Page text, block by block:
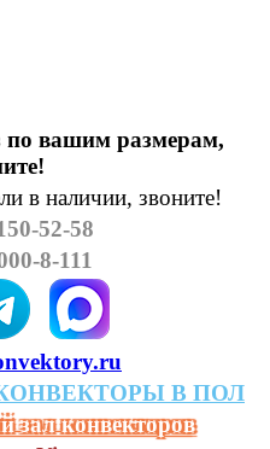
по вашим размерам,
в наличии, звоните!
52-58
8-111
В ПОЛ
зал конвекторов